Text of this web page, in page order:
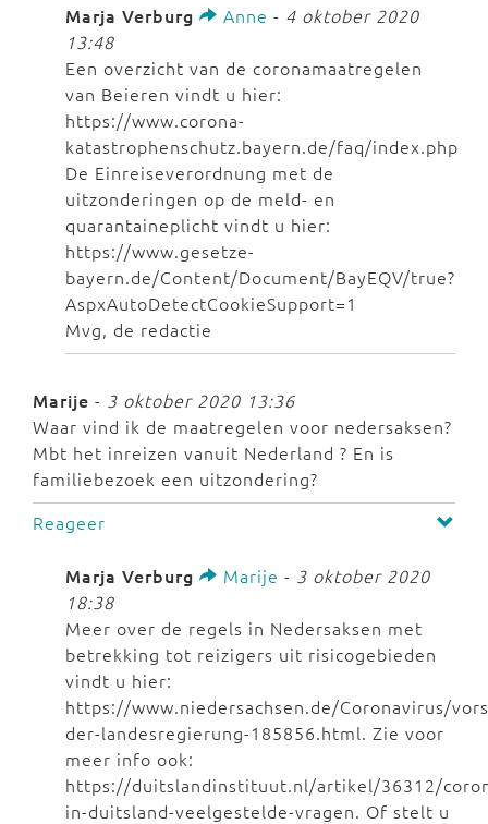
Marja Verburg Anne - 4 oktober 2020
13:48
Een overzicht van de coronamaatregelen
van Beieren vindt u hier:
https://www.corona-
katastrophenschutz.bayern.de/faq/index.php
De Einreiseverordnung met de
uitzonderingen op de meld- en
quarantaineplicht vindt u hier:
https://www.gesetze-
bayern.de/Content/Document/BayEQV/true?
AspxAutoDetectCookieSupport=1
Mvg, de redactie
Marije - 3 oktober 2020 13:36
Waar vind ik de maatregelen voor nedersaksen?
Mbt het inreizen vanuit Nederland ? En is
familiebezoek een uitzondering?
Reageer
Marja Verburg Marije - 3 oktober 2020
18:38
Meer over de regels in Nedersaksen met
betrekking tot reizigers uit risicogebieden
vindt u hier:
https://www.niedersachsen.de/Coronavirus/
der-landesregierung-185856.html. Zie voor
meer info ook:
https://duitslandinstituut.nl/artikel/36312/
in-duitsland-veelgestelde-vragen. Of stelt u